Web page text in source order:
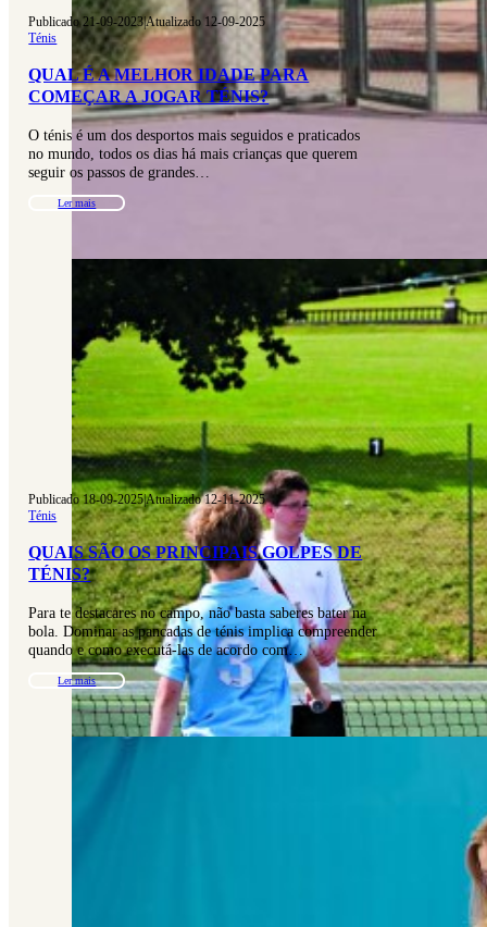
Publicado 21-09-2023|Atualizado 12-09-2025
Ténis
QUAL É A MELHOR IDADE PARA
COMEÇAR A JOGAR TÉNIS?
O ténis é um dos desportos mais seguidos e praticados
no mundo, todos os dias há mais crianças que querem
seguir os passos de grandes…
Ler mais
Publicado 18-09-2025|Atualizado 12-11-2025
Ténis
QUAIS SÃO OS PRINCIPAIS GOLPES DE
TÉNIS?
Para te destacares no campo, não basta saberes bater na
bola. Dominar as pancadas de ténis implica compreender
quando e como executá-las de acordo com…
Ler mais